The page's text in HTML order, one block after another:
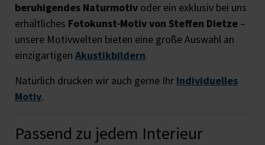
beruhigendes Naturmotiv oder ein exklusiv bei uns
erhältliches Fotokunst-Motiv von Steffen Dietze –
unsere Motivwelten bieten eine große Auswahl an
einzigartigen Akustikbildern.
Natürlich drucken wir auch gerne Ihr individuelles
Motiv.
Passend zu jedem Interieur